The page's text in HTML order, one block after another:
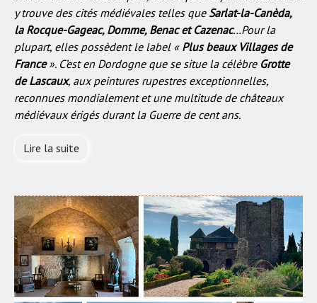
y trouve des cités médiévales telles que Sarlat-la-Canèda,
la Rocque-Gageac, Domme, Benac et Cazenac…Pour la
plupart, elles possèdent le label « Plus beaux Villages de
France». C’est en Dordogne que se situe la célèbre Grotte
de Lascaux, aux peintures rupestres exceptionnelles,
reconnues mondialement et une multitude de châteaux
médiévaux érigés durant la Guerre de cent ans.
Lire la suite